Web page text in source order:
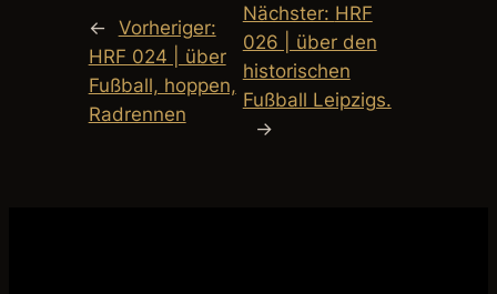
←
Vorheriger:
HRF 024 | über
Fußball, hoppen,
Radrennen
Nächster: HRF
026 | über den
historischen
Fußball Leipzigs.
→